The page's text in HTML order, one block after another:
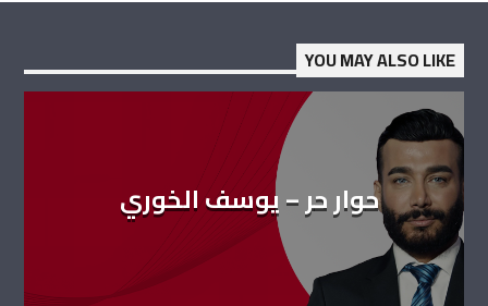
YOU MAY ALSO LIKE
حوار حر – يوسف الخوري